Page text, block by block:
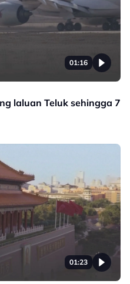
01:16
laluan Teluk sehingga 7
01:23